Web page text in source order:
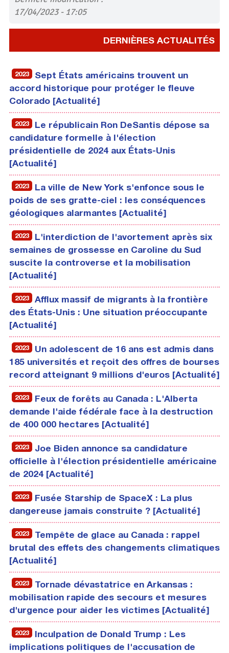
17/04/2023 - 17:05
DERNIÈRES ACTUALITÉS
2023
Sept États américains trouvent un
accord historique pour protéger le fleuve
Colorado [Actualité]
2023
Le républicain Ron DeSantis dépose sa
candidature formelle à l'élection
présidentielle de 2024 aux États-Unis
[Actualité]
2023
La ville de New York s'enfonce sous le
poids de ses gratte-ciel : les conséquences
géologiques alarmantes [Actualité]
2023
L'interdiction de l'avortement après six
semaines de grossesse en Caroline du Sud
suscite la controverse et la mobilisation
[Actualité]
2023
Afflux massif de migrants à la frontière
des États-Unis : Une situation préoccupante
[Actualité]
2023
Un adolescent de 16 ans est admis dans
185 universités et reçoit des offres de bourses
record atteignant 9 millions d'euros [Actualité]
2023
Feux de forêts au Canada : L'Alberta
demande l'aide fédérale face à la destruction
de 400 000 hectares [Actualité]
2023
Joe Biden annonce sa candidature
officielle à l'élection présidentielle américaine
de 2024 [Actualité]
2023
Fusée Starship de SpaceX : La plus
dangereuse jamais construite ? [Actualité]
2023
Tempête de glace au Canada : rappel
brutal des effets des changements climatiques
[Actualité]
2023
Tornade dévastatrice en Arkansas :
mobilisation rapide des secours et mesures
d'urgence pour aider les victimes [Actualité]
2023
Inculpation de Donald Trump : Les
implications politiques de l'accusation de